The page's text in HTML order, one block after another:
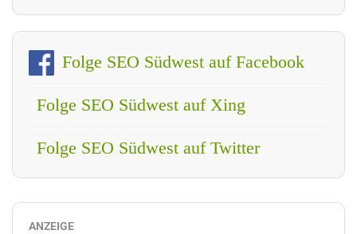
Folge SEO Südwest auf Facebook
Folge SEO Südwest auf Xing
Folge SEO Südwest auf Twitter
ANZEIGE